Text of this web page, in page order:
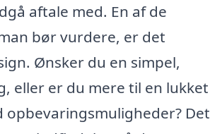
aftale med. En af de
bør vurdere, er det
Ønsker du en simpel,
eller er du mere til en lukket
opbevaringsmuligheder? Det